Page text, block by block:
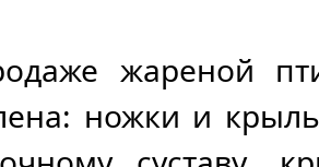
жареной
ножки и